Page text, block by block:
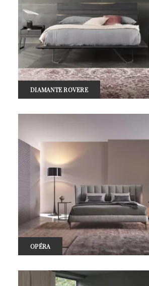
DIAMANTE ROVERE
OPÉRA